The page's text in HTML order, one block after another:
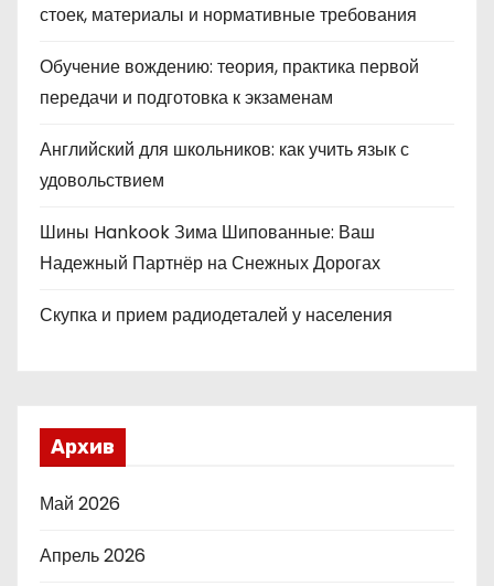
стоек, материалы и нормативные требования
Обучение вождению: теория, практика первой
передачи и подготовка к экзаменам
Английский для школьников: как учить язык с
удовольствием
Шины Hankook Зима Шипованные: Ваш
Надежный Партнёр на Снежных Дорогах
Скупка и прием радиодеталей у населения
Архив
Май 2026
Апрель 2026